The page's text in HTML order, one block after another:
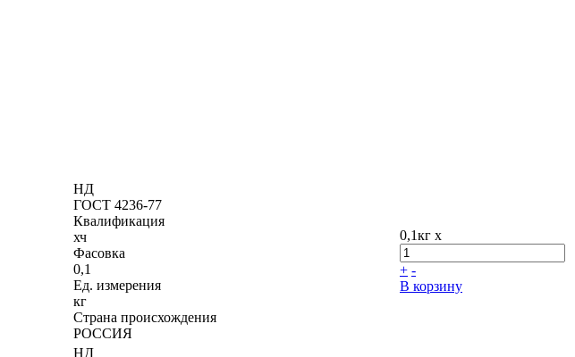
НД
ГОСТ 4236-77
Квалификация
хч
Фасовка
0,1
Ед. измерения
кг
Страна происхождения
РОССИЯ
0,1кг x
+ -
В корзину
НД